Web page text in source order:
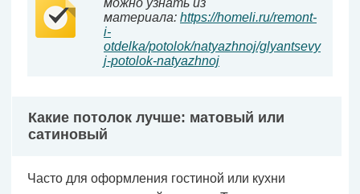
материала: https://homeli.ru/remont-
i-
otdelka/potolok/natyazhnoj/glyantsevy
j-potolok-natyazhnoj
Какие потолок лучше: матовый или
сатиновый
Часто для оформления гостиной или кухни